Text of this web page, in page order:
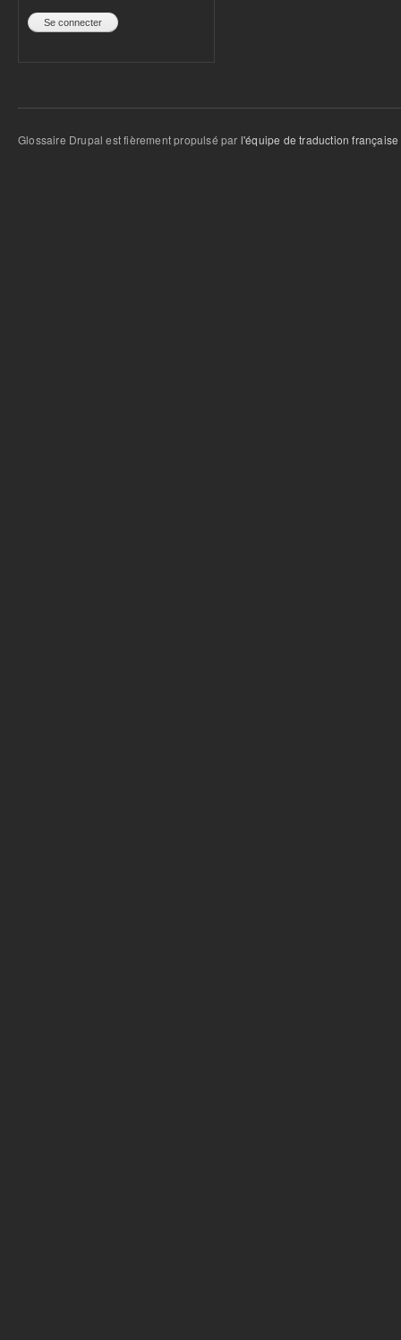
Glossaire Drupal est fièrement propulsé par l'équipe de traduction française